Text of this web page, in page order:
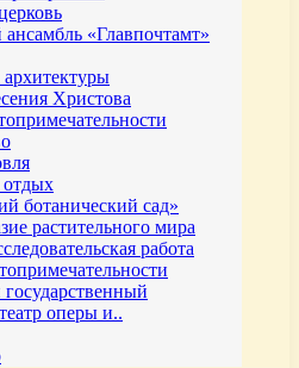
«Главпочтамт»
Христова
ботанический сад»
растительного мира
работа
оперы и..